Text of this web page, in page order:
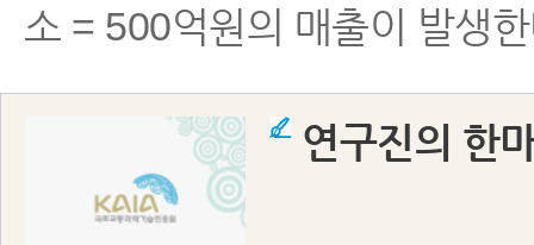
소 = 500억원의 매출이 발생
연구진의 한